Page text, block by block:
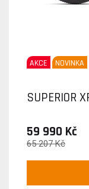
AKCE NOVINKA
SUPERIOR
59 990 Kč
65 207 Kč